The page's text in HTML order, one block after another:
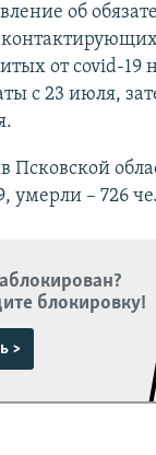
об
от covid-19
с 23 июля,
умерли – 726
блокировку!
>